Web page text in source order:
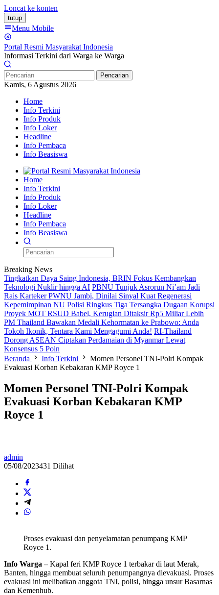
Loncat ke konten
tutup
Menu Mobile
Portal Resmi Masyarakat Indonesia
Informasi Terkini dari Warga ke Warga
Pencarian
Kamis, 6 Agustus 2026
Home
Info Terkini
Info Produk
Info Loker
Headline
Info Pembaca
Info Beasiswa
Home
Info Terkini
Info Produk
Info Loker
Headline
Info Pembaca
Info Beasiswa
Breaking News
Tingkatkan Daya Saing Indonesia, BRIN Fokus Kembangkan
Teknologi Nuklir hingga AI PBNU Tunjuk Asrorun Ni’am Jadi
Rais Karteker PWNU Jambi, Dinilai Sinyal Kuat Regenerasi
Kepemimpinan NU Polisi Ringkus Tiga Tersangka Dugaan Korupsi
Proyek MOT RSUD Babel, Kerugian Ditaksir Rp5 Miliar Lebih
PM Thailand Bawakan Medali Kehormatan ke Prabowo: Anda
Tokoh Ikonik, Tentara Kami Mengagumi Anda! RI-Thailand
Dorong ASEAN Ciptakan Perdamaian di Myanmar Lewat
Konsensus 5 Poin
Beranda
Info Terkini
Momen Personel TNI-Polri Kompak
Evakuasi Korban Kebakaran KMP Royce 1
Momen Personel TNI-Polri Kompak
Evakuasi Korban Kebakaran KMP
Royce 1
admin
05/08/2023431 Dilihat
Proses evakuasi dan penyelamatan penumpang KMP
Royce 1.
Info Warga –Kapal feri KMP Royce 1 terbakar di laut Merak,
Banten, hingga membuat seluruh penumpangnya dievakuasi. Proses
evakuasi ini melibatkan anggota TNI, polisi, hingga unsur Basarnas
dan Kemenhub.